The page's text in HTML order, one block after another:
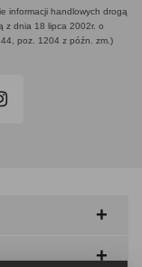
informacji handlowych drogą
z dnia 18 lipca 2002r. o
poz. 1204 z późn. zm.)